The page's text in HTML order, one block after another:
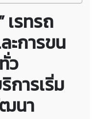
เรทรถ
ะการขน
ว
การเริ่ม
นา